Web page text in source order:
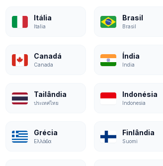
Itália
Italia
Brasil
Brasil
Canadá
Canada
Índia
India
Tailândia
ประเทศไทย
Indonésia
Indonesia
Grécia
Ελλάδα
Finlândia
Suomi